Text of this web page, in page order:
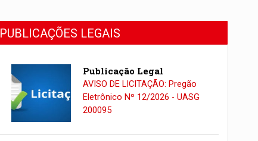
PUBLICAÇÕES LEGAIS
Publicação Legal
AVISO DE LICITAÇÃO: Pregão
Eletrônico Nº 12/2026 - UASG
200095